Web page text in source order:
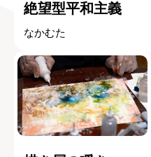
絶望型平和主義
なかむた